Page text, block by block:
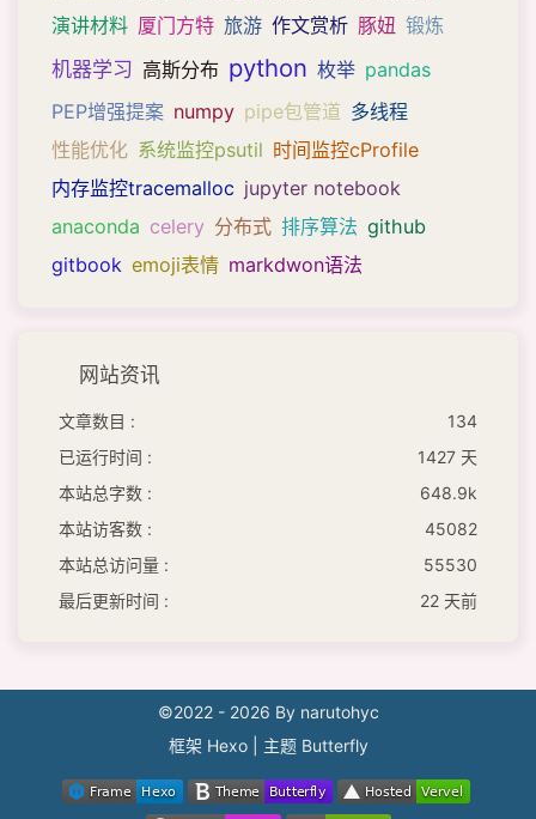
演讲材料 厦门方特 旅游 作文赏析 豚妞 锻炼
机器学习 高斯分布 python 枚举 pandas
PEP增强提案 numpy pipe包管道 多线程
性能优化 系统监控psutil 时间监控cProfile
内存监控tracemalloc jupyter notebook
anaconda celery 分布式 排序算法 github
gitbook emoji表情 markdwon语法
网站资讯
文章数目 :
134
已运行时间 :
1427 天
本站总字数 :
648.9k
本站访客数 :
45082
本站总访问量 :
55530
最后更新时间 :
22 天前
©2022 - 2026 By narutohyc
框架 Hexo 主题 Butterfly